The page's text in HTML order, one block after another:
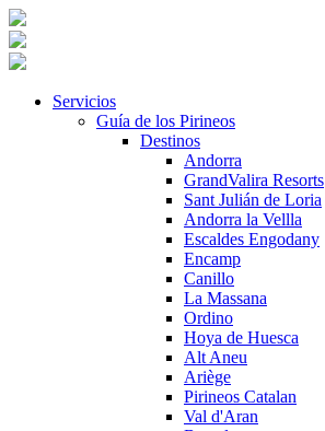
Servicios
Guía de los Pirineos
Destinos
Andorra
GrandValira Resorts
Sant Julián de Loria
Andorra la Vellla
Escaldes Engodany
Encamp
Canillo
La Massana
Ordino
Hoya de Huesca
Alt Aneu
Ariège
Pirineos Catalan
Val d'Aran